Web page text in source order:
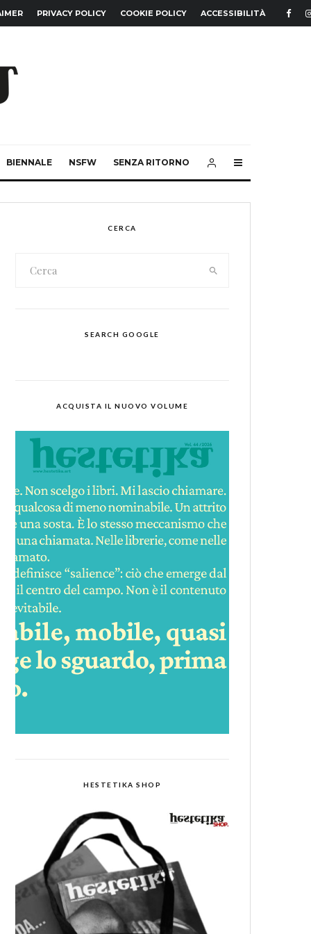
PRIVACY POLICY COOKIE POLICY ACCESSIBILITÀ
BIENNALE NSFW SENZA RITORNO
CERCA
SEARCH GOOGLE
ACQUISTA IL NUOVO VOLUME
HESTETIKA SHOP